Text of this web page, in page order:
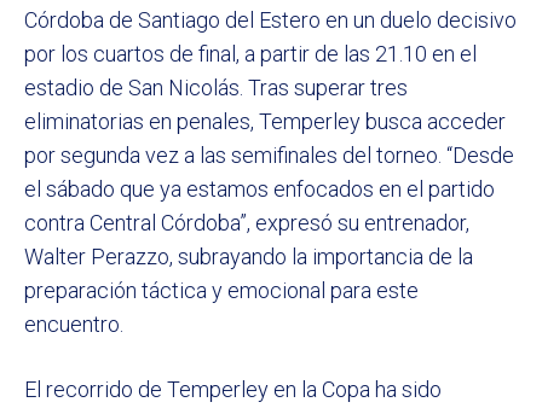
Córdoba de Santiago del Estero en un duelo decisivo
por los cuartos de final, a partir de las 21.10 en el
estadio de San Nicolás. Tras superar tres
eliminatorias en penales, Temperley busca acceder
por segunda vez a las semifinales del torneo. “Desde
el sábado que ya estamos enfocados en el partido
contra Central Córdoba”, expresó su entrenador,
Walter Perazzo, subrayando la importancia de la
preparación táctica y emocional para este
encuentro.
El recorrido de Temperley en la Copa ha sido